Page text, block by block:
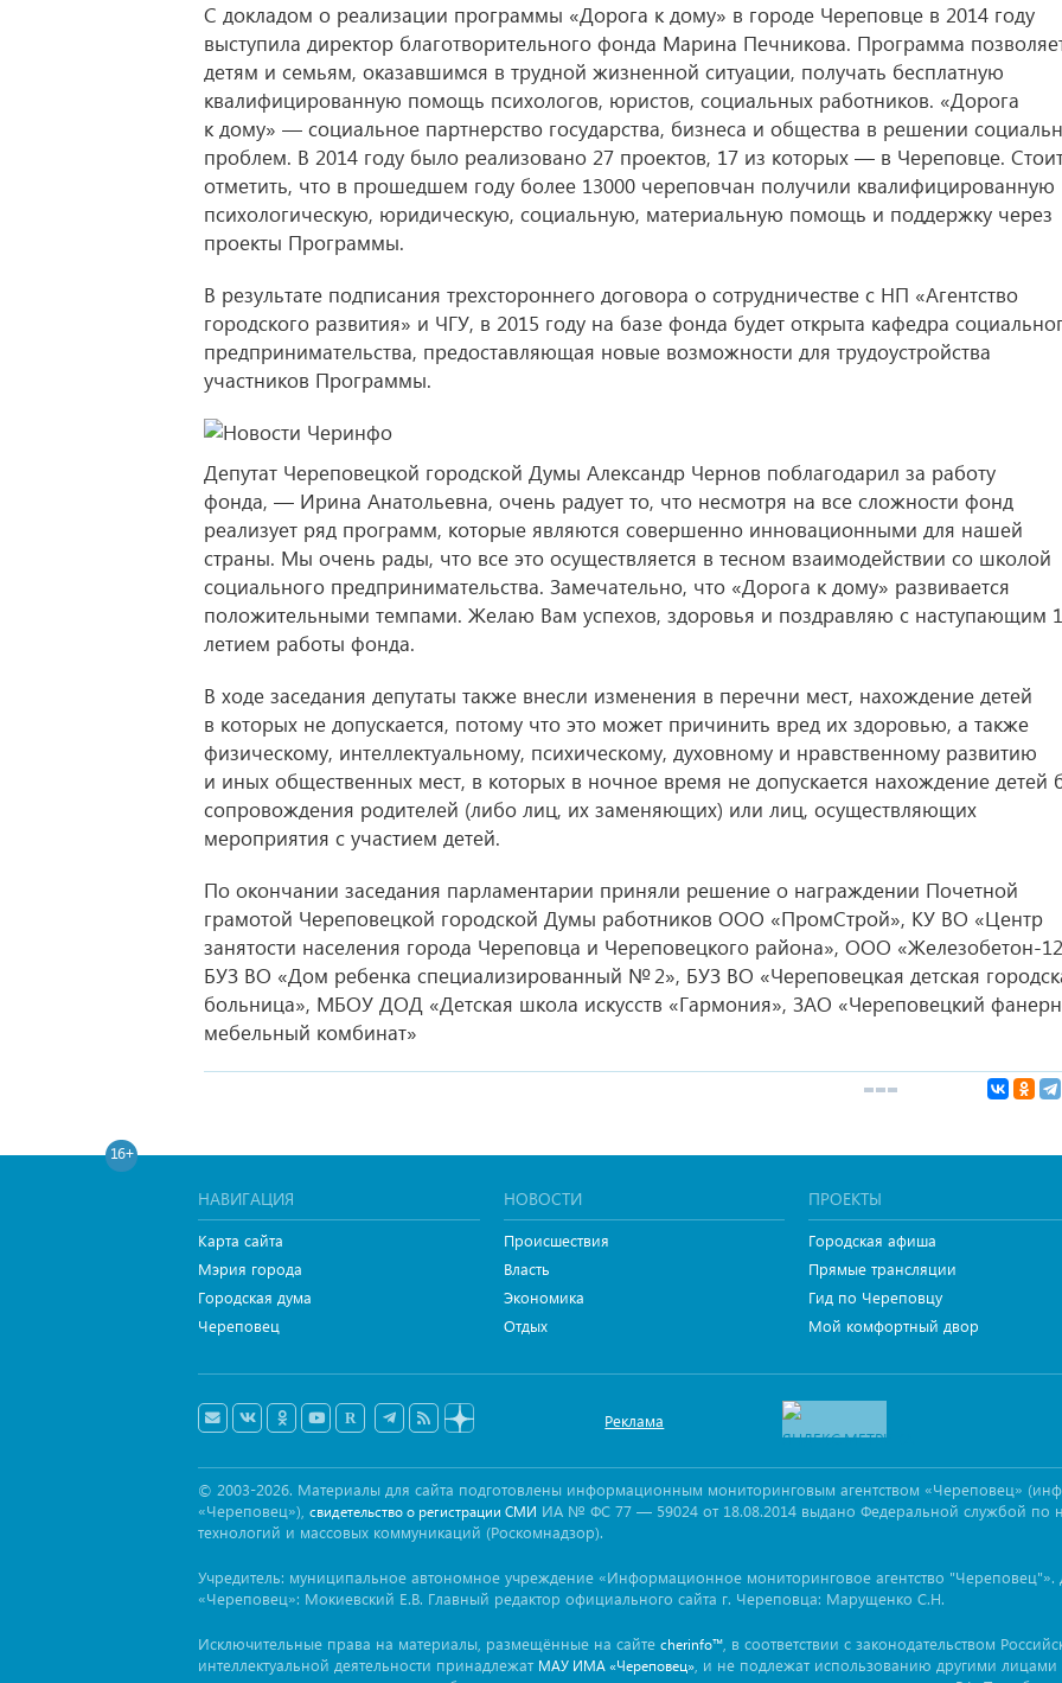
С докладом о реализации программы «Дорога к дому» в городе Череповце в 2014 году
выступила директор благотворительного фонда Марина Печникова. Программа
детям и семьям, оказавшимся в трудной жизненной ситуации, получать бесплатную
квалифицированную помощь психологов, юристов, социальных работников. «Дорога
к дому» — социальное партнерство государства, бизнеса и общества в решении
проблем. В 2014 году было реализовано 27 проектов, 17 из которых — в Череповце.
отметить, что в прошедшем году более 13000 череповчан получили квалифицированную
психологическую, юридическую, социальную, материальную помощь и поддержку через
проекты Программы.
В результате подписания трехстороннего договора о сотрудничестве с НП «Агентство
городского развития» и ЧГУ, в 2015 году на базе фонда будет открыта кафедра
предпринимательства, предоставляющая новые возможности для трудоустройства
участников Программы.
Депутат Череповецкой городской Думы Александр Чернов поблагодарил за работу
фонда, — Ирина Анатольевна, очень радует то, что несмотря на все сложности фонд
реализует ряд программ, которые являются совершенно инновационными для нашей
страны. Мы очень рады, что все это осуществляется в тесном взаимодействии со школой
социального предпринимательства. Замечательно, что «Дорога к дому» развивается
положительными темпами. Желаю Вам успехов, здоровья и поздравляю с наступающим
летием работы фонда.
В ходе заседания депутаты также внесли изменения в перечни мест, нахождение детей
в которых не допускается, потому что это может причинить вред их здоровью, а также
физическому, интеллектуальному, психическому, духовному и нравственному развитию
и иных общественных мест, в которых в ночное время не допускается нахождение детей
сопровождения родителей (либо лиц, их заменяющих) или лиц, осуществляющих
мероприятия с участием детей.
По окончании заседания парламентарии приняли решение о награждении Почетной
грамотой Череповецкой городской Думы работников ООО «ПромСтрой», КУ ВО «Центр
занятости населения города Череповца и Череповецкого района», ООО «Железобетон-
БУЗ ВО «Дом ребенка специализированный № 2», БУЗ ВО «Череповецкая детская
больница», МБОУ ДОД «Детская школа искусств «Гармония», ЗАО «Череповецкий
мебельный комбинат»
16+
НАВИГАЦИЯ
Карта сайта
Мэрия города
Городская дума
Череповец
НОВОСТИ
Происшествия
Власть
Экономика
Отдых
ПРОЕКТЫ
Городская афиша
Прямые трансляции
Гид по Череповцу
Мой комфортный двор
Реклама
© 2003-2026. Материалы для сайта подготовлены информационным мониторинговым агентством «Череповец»
«Череповец»), свидетельство о регистрации СМИ ИА № ФС 77 — 59024 от 18.08.2014 выдано Федеральной службой по
технологий и массовых коммуникаций (Роскомнадзор).
Учредитель: муниципальное автономное учреждение «Информационное мониторинговое агентство
«Череповец»: Мокиевский Е.В. Главный редактор официального сайта г. Череповца: Марущенко С.Н.
Исключительные права на материалы, размещённые на сайте cherinfo™ , в соответствии с законодательством
интеллектуальной деятельности принадлежат МАУ ИМА «Череповец» , и не подлежат использованию другими